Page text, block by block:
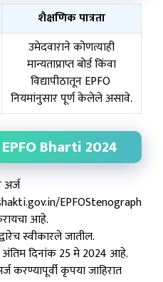
शैक्षणिक पात्रता
उमेदवाराने कोणत्याही
मान्यताप्राप्त बोर्ड किंवा
विद्यापीठातून EPFO ​​
नियमांनुसार पूर्ण केलेले असावे.
Bharti 2024
EPFOStenograph
आहे.
स्वीकारले जातील.
दिनांक 25 मे 2024 आहे.
करण्यापूर्वी कृपया जाहिरात